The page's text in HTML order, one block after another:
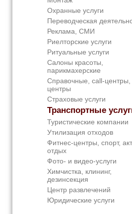
Охранные услуги
Переводческая
Реклама, СМИ
Риелторские услуги
Ритуальные услуги
Салоны красоты,
парикмахерские
Справочные, call-
центры
Страховые услуги
Транспортные
Туристические компании
Утилизация отходов
Фитнес-центры, спорт,
отдых
Фото- и видео-услуги
Химчистка, клининг,
дезинсекция
Центр развлечений
Юридические услуги